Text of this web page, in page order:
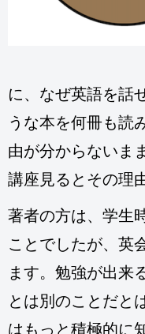
に、なぜ英語を話
うな本を何冊も読
由が分からないま
講座見るとその理
著者の方は、学生
ことでしたが、英
ます。勉強が出来
とは別のことだと
はもっと積極的に